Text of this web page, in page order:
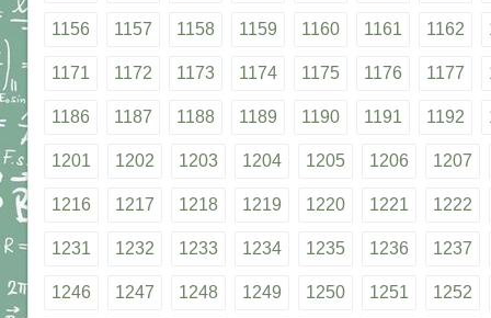
1156 1157 1158 1159 1160 1161 1162
1171 1172 1173 1174 1175 1176 1177
1186 1187 1188 1189 1190 1191 1192
1201 1202 1203 1204 1205 1206 1207
1216 1217 1218 1219 1220 1221 1222
1231 1232 1233 1234 1235 1236 1237
1246 1247 1248 1249 1250 1251 1252